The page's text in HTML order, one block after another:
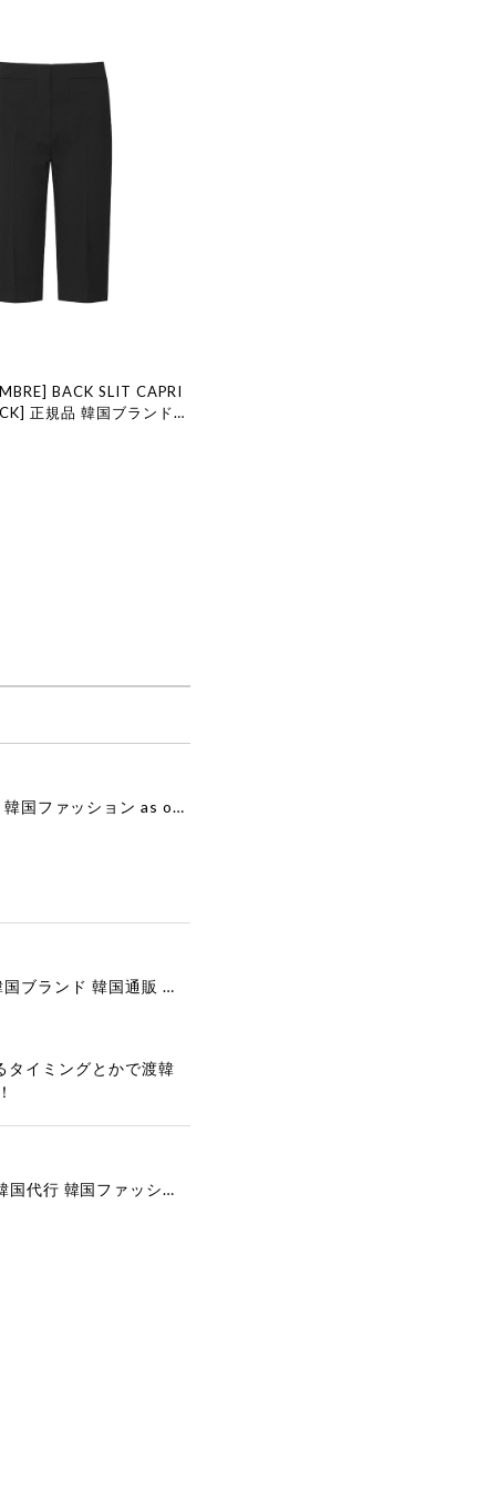
BACK SLIT CAPRI
正規品 韓国ブランド
ル 17 セプテンバー le
[as”on] BONITA MINI BAG / BLACK 正規品 韓国ブランド 韓国通販 韓国代行 韓国ファッション as on ason エズオン アズオン
[COOR][WOMEN] Faux Suede Three-Button Blazer (Dark Brown) 正規品 韓国ブランド 韓国通販 韓国代行 韓国ファッション クール クーア クアー 日本 店舗
タイミングとかで渡韓
[COYSEIO] COY BUMBLE SNEAKERS GREY 正規品 韓国ブランド 韓国通販 韓国代行 韓国ファッション コイセイオ 日本 店舗